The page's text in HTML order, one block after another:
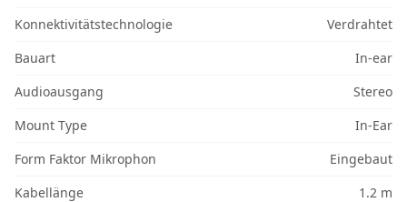
Konnektivitätstechnologie
Verdrahtet
Bauart
In-ear
Audioausgang
Stereo
Mount Type
In-Ear
Form Faktor Mikrophon
Eingebaut
Kabellänge
1.2 m